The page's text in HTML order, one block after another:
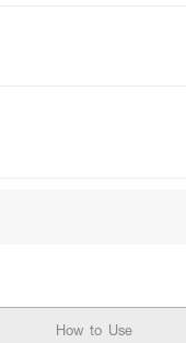
How to Use